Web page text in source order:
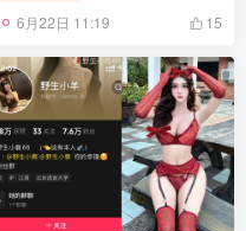
6月22日 11:19 15